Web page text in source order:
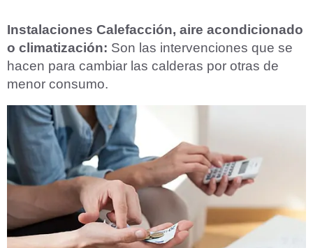
Instalaciones Calefacción, aire acondicionado
o climatización: Son las intervenciones que se
hacen para cambiar las calderas por otras de
menor consumo.